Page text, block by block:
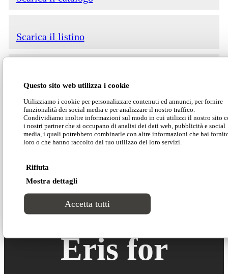
Questo sito web utilizza i cookie
Utilizziamo i cookie per personalizzare contenuti ed annunci, per fornire
funzionalità dei social media e per analizzare il nostro traffico.
Condividiamo inoltre informazioni sul modo in cui utilizzi il nostro sito
i nostri partner che si occupano di analisi dei dati web, pubblicità e social
media, i quali potrebbero combinarle con altre informazioni che hai
loro o che hanno raccolto dal tuo utilizzo dei loro servizi.
Rifiuta
Mostra dettagli
Accetta tutti
Scarica il listino
Scarica 2D/3D
Eris for